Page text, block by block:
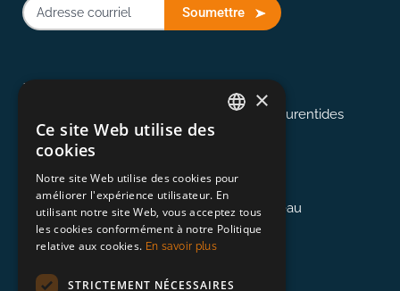
Soumettre
Montréal 514-907-2823
Desservant Montréal, les Cantons et les Laurentides
Ottawa613-845-0127
Desservant la région d'Ottawa et de Gatineau
Québec418-948-3364
×
Ce site Web utilise des
cookies
Notre site Web utilise des cookies pour
améliorer l'expérience utilisateur. En
utilisant notre site Web, vous acceptez tous
les cookies conformément à notre Politique
relative aux cookies. En savoir plus
STRICTEMENT NÉCESSAIRES